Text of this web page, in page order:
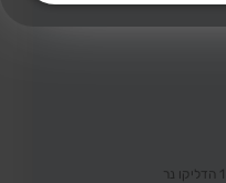
1 הדליקו נר